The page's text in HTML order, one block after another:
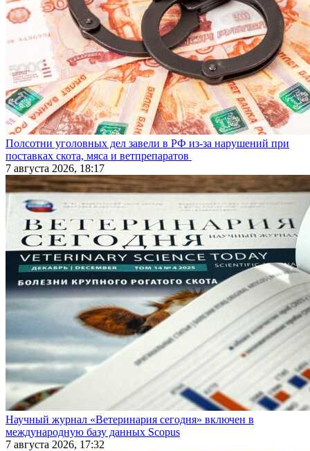
Полсотни уголовных дел завели в РФ из-за нарушений при
поставках скота, мяса и ветпрепаратов
7 августа 2026, 18:17
Научный журнал «Ветеринария сегодня» включен в
международную базу данных Scopus
7 августа 2026, 17:32